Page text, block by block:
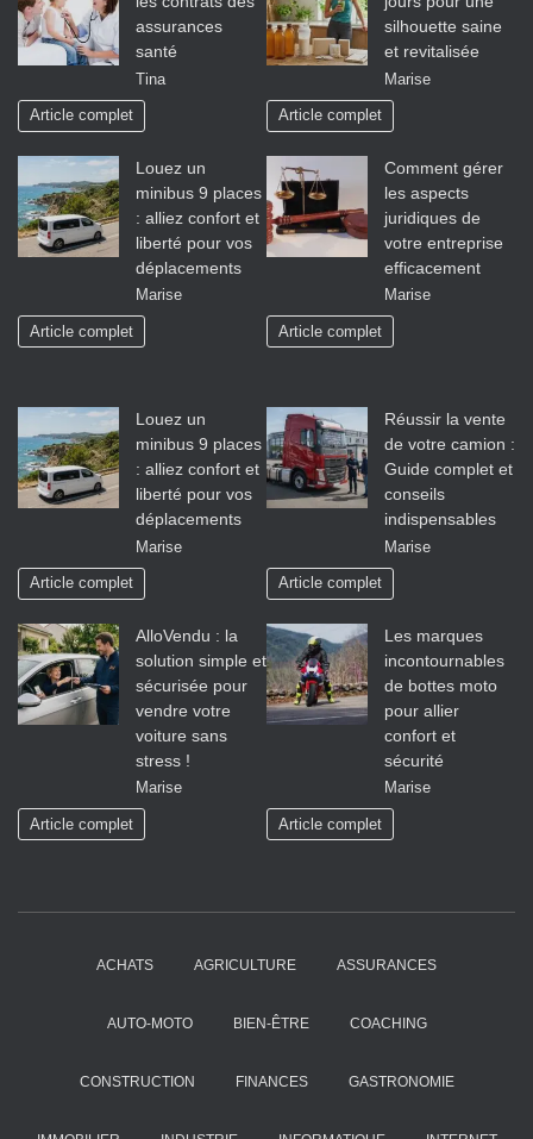
assurances
santé
Tina
Article complet
silhouette saine
et revitalisée
Marise
Article complet
Louez un
minibus 9 places
: alliez confort et
liberté pour vos
déplacements
Marise
Article complet
Comment gérer
les aspects
juridiques de
votre entreprise
efficacement
Marise
Article complet
Louez un
minibus 9 places
: alliez confort et
liberté pour vos
déplacements
Marise
Article complet
Réussir la vente
de votre camion :
Guide complet et
conseils
indispensables
Marise
Article complet
AlloVendu : la
solution simple et
sécurisée pour
vendre votre
voiture sans
stress !
Marise
Article complet
Les marques
incontournables
de bottes moto
pour allier
confort et
sécurité
Marise
Article complet
ACHATS AGRICULTURE ASSURANCES
AUTO-MOTO BIEN-ÊTRE COACHING
CONSTRUCTION FINANCES GASTRONOMIE